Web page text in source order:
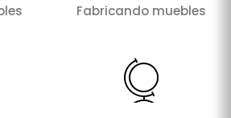
Fabricando muebles